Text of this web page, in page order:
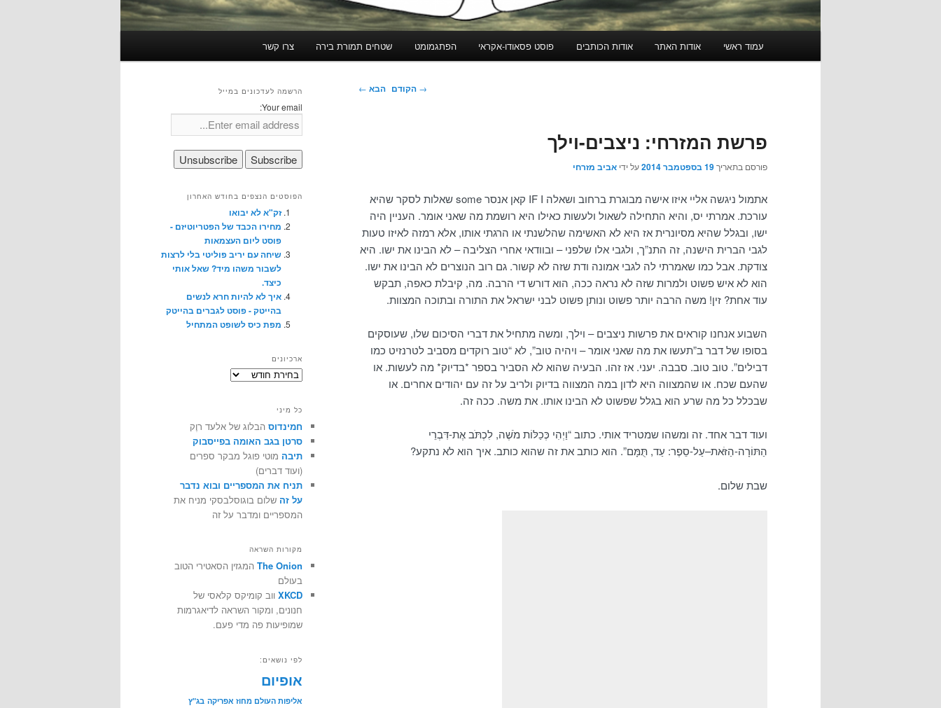
עמוד ראשי אודות האתר אודות הכותבים פוסט פסאודו-אקראי הפתגמומט שטחים תמורת בירה צרו קשר
ניווט
→ הקודם הבא ←
פרשת המזרחי: ניצבים-וילך
פורסם בתאריך19 בספטמבר 2014 על ידי אביב מזרחי
אתמול ניגשה אליי איזו אישה מבוגרת ברחוב ושאלה IF I קאן אנסר some שאלות לסקר שהיא
עורכת. אמרתי יס, והיא התחילה לשאול ולעשות כאילו היא רושמת מה שאני אומר. העניין היה
ישו, ובגלל שהיא מסיונרית אז היא לא האשימה שהלשנתי או הרגתי אותו, אלא רמזה לאיזו טעות
לגבי הברית הישנה, זה התנ”ך, ולגבי אלו שלפני – ובוודאי אחרי הצליבה – לא הבינו את ישו. היא
צודקת. אבל כמו שאמרתי לה לגבי אמונה ודת שזה לא קשור. גם רוב הנוצרים לא הבינו את ישו.
הוא לא איש פשוט ולמרות שזה לא נראה ככה, הוא דורש די הרבה. מה, קיבלת כאפה, תבקש
עוד אחת? זין! משה הרבה יותר פשוט ונותן פשוט לבני ישראל את התורה ובתוכה המצוות.
השבוע אנחנו קוראים את פרשות ניצבים – וילך, ומשה מתחיל את דברי הסיכום שלו, שעוסקים
בסופו של דבר ב”תעשו את מה שאני אומר – ויהיה טוב”, לא “טוב רוקדים מסביב לטרנזיט כמו
דבילים”. טוב טוב. סבבה. יעני. אז זהו. הבעיה שהוא לא הסביר בספר *בדיוק* מה לעשות. או
שהעם שכח. או שהמצווה היא לדון במה המצווה בדיוק ולריב על זה עם יהודים אחרים. או
שבכלל כל מה שרע הוא בגלל שפשוט לא הבינו אותו. את משה. ככה זה.
ועוד דבר אחד. זה ומשהו שמטריד אותי. כתוב “וַיְהִי כְּכַלּוֹת מֹשֶׁה, לִכְתֹּב אֶת-דִּבְרֵי
הַתּוֹרָה-הַזֹּאת–עַל-סֵפֶר: עַד, תֻּמָּם”. הוא כותב את זה שהוא כותב. איך הוא לא נתקע?
שבת שלום.
הרשמה לעדכונים במייל
Your email:
הפוסטים הנצפים בחודש האחרון
זק"א לא יבואו
מחירו הכבד של הפטריוטיזם -
פוסט ליום העצמאות
שיחה עם יריב פוליטי בלי לרצות
לשבור משהו מיד? שאל אותי
כיצד.
איך לא להיות חרא לנשים
בהייטק - פוסט לגברים בהייטק
מפת כיס לשופט המתחיל
ארכיונים
ארכיונים
כל מיני
חמינדוס הבלוג של אלעד רוֶק
סרטן בגב האומה בפייסבוק
תיבה מוטי פוגל מבקר ספרים
(ועוד דברים)
תניח את המספריים ובוא נדבר
על זה שלום בוגוסלבסקי מניח את
המספריים ומדבר על זה
מקורות השראה
The Onion המגזין הסאטירי הטוב
בעולם
XKCD ווב קומיקס קלאסי של
חנונים, ומקור השראה לדיאגרמות
שמופיעות פה מדי פעם.
לפי נושאים:
אופיום
אליפות העולם מחוז אפריקה בג"ץ